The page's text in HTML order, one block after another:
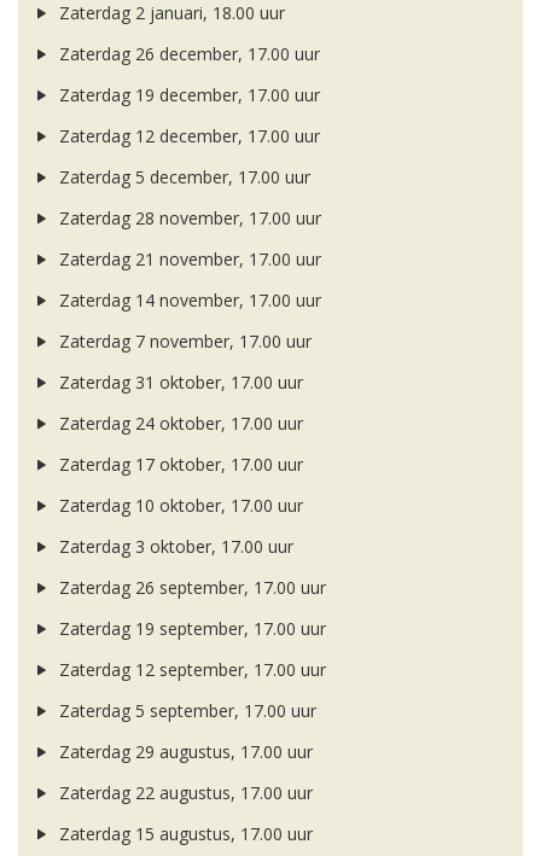
Zaterdag 2 januari, 18.00 uur
Zaterdag 26 december, 17.00 uur
Zaterdag 19 december, 17.00 uur
Zaterdag 12 december, 17.00 uur
Zaterdag 5 december, 17.00 uur
Zaterdag 28 november, 17.00 uur
Zaterdag 21 november, 17.00 uur
Zaterdag 14 november, 17.00 uur
Zaterdag 7 november, 17.00 uur
Zaterdag 31 oktober, 17.00 uur
Zaterdag 24 oktober, 17.00 uur
Zaterdag 17 oktober, 17.00 uur
Zaterdag 10 oktober, 17.00 uur
Zaterdag 3 oktober, 17.00 uur
Zaterdag 26 september, 17.00 uur
Zaterdag 19 september, 17.00 uur
Zaterdag 12 september, 17.00 uur
Zaterdag 5 september, 17.00 uur
Zaterdag 29 augustus, 17.00 uur
Zaterdag 22 augustus, 17.00 uur
Zaterdag 15 augustus, 17.00 uur